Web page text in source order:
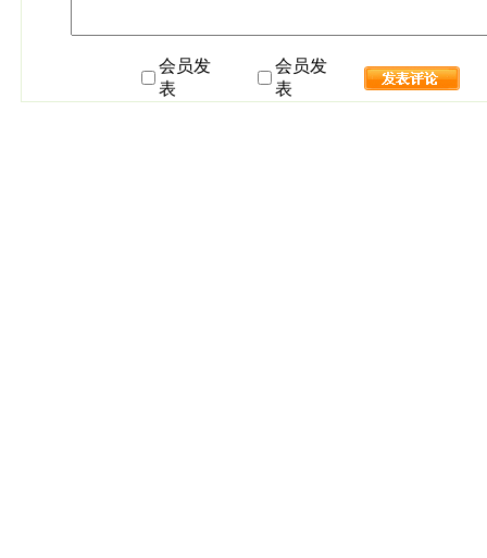
会员发
表
会员发
表